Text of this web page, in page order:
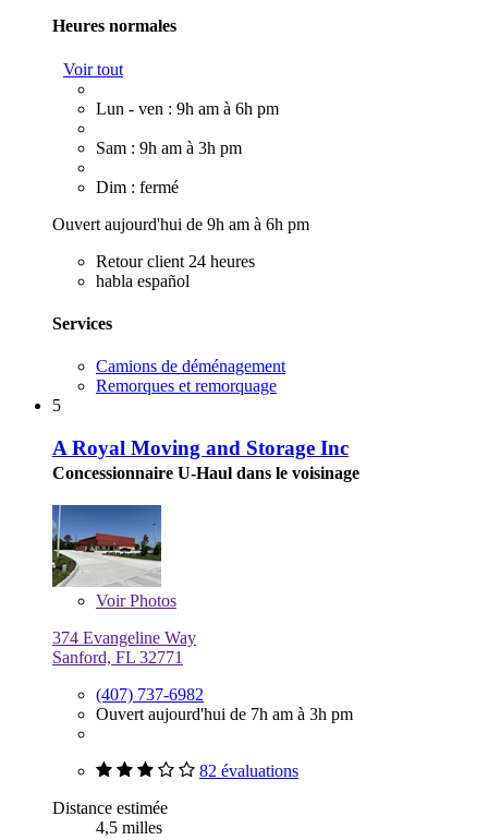
Heures normales
Voir tout
Lun - ven : 9h am à 6h pm
Sam : 9h am à 3h pm
Dim : fermé
Ouvert aujourd'hui de 9h am à 6h pm
Retour client 24 heures
habla español
Services
Camions de déménagement
Remorques et remorquage
5
A Royal Moving and Storage Inc
Concessionnaire U-Haul dans le voisinage
VoirPhotos
374 Evangeline Way
Sanford, FL 32771
(407) 737-6982
Ouvert aujourd'hui de 7h am à 3h pm
82 évaluations
Distance estimée
4,5 milles